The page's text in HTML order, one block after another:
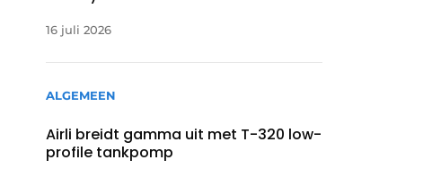
16 juli 2026
ALGEMEEN
Airli breidt gamma uit met T-320 low-
profile tankpomp